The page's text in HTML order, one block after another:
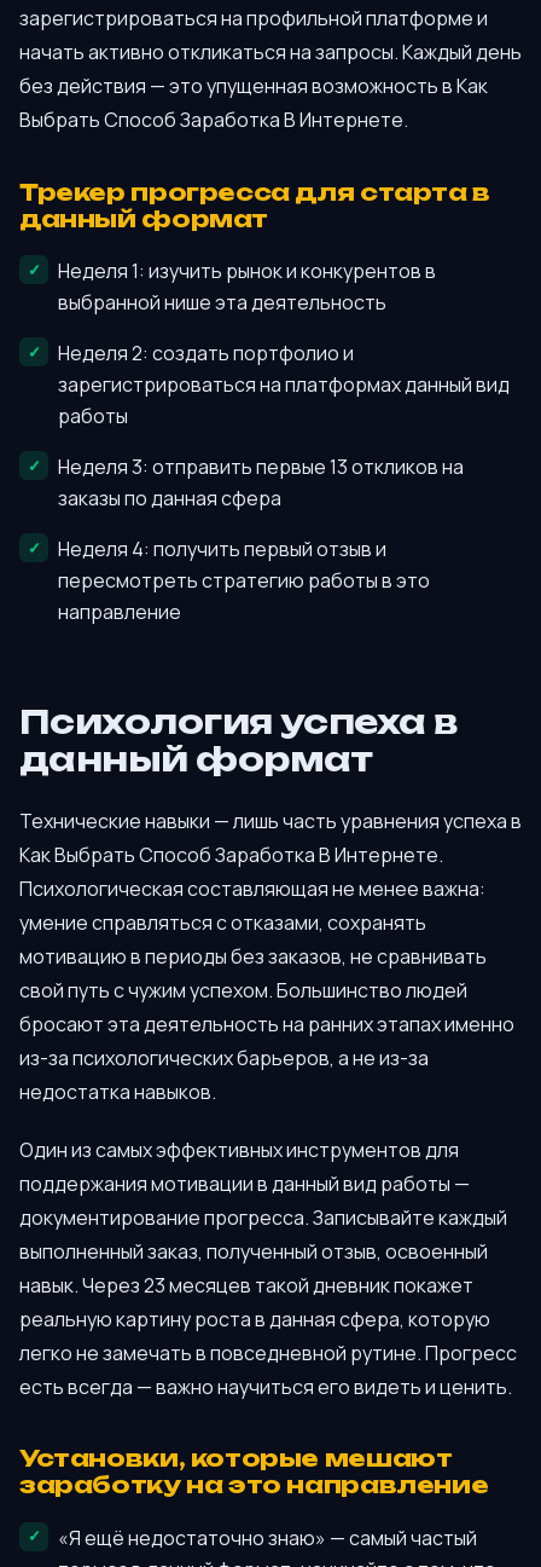
зарегистрироваться на профильной платформе и
начать активно откликаться на запросы. Каждый день
без действия — это упущенная возможность в Как
Выбрать Способ Заработка В Интернете.
Трекер прогресса для старта в
данный формат
Неделя 1: изучить рынок и конкурентов в
выбранной нише эта деятельность
Неделя 2: создать портфолио и
зарегистрироваться на платформах данный вид
работы
Неделя 3: отправить первые 13 откликов на
заказы по данная сфера
Неделя 4: получить первый отзыв и
пересмотреть стратегию работы в это
направление
Психология успеха в
данный формат
Технические навыки — лишь часть уравнения успеха в
Как Выбрать Способ Заработка В Интернете.
Психологическая составляющая не менее важна:
умение справляться с отказами, сохранять
мотивацию в периоды без заказов, не сравнивать
свой путь с чужим успехом. Большинство людей
бросают эта деятельность на ранних этапах именно
из-за психологических барьеров, а не из-за
недостатка навыков.
Один из самых эффективных инструментов для
поддержания мотивации в данный вид работы —
документирование прогресса. Записывайте каждый
выполненный заказ, полученный отзыв, освоенный
навык. Через 23 месяцев такой дневник покажет
реальную картину роста в данная сфера, которую
легко не замечать в повседневной рутине. Прогресс
есть всегда — важно научиться его видеть и ценить.
Установки, которые мешают
заработку на это направление
«Я ещё недостаточно знаю» — самый частый